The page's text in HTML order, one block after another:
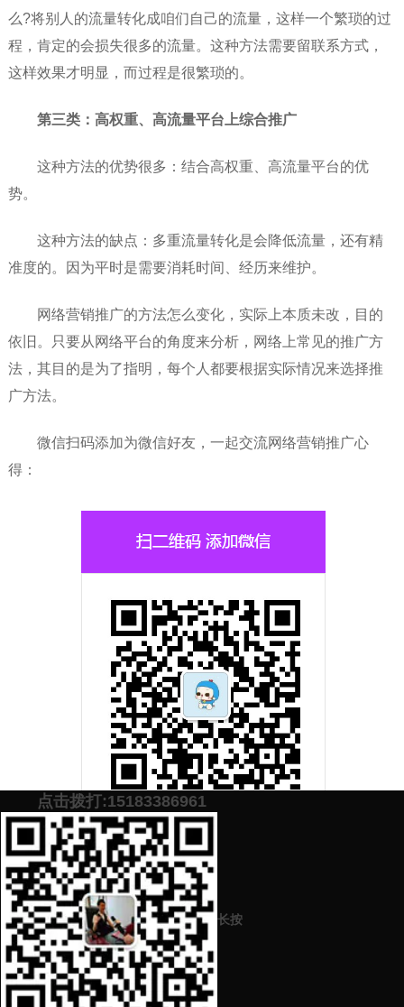
么?将别人的流量转化成咱们自己的流量，这样一个繁琐的过
程，肯定的会损失很多的流量。这种方法需要留联系方式，
这样效果才明显，而过程是很繁琐的。
第三类： 高权重、高流量平台上综合推广
这种方法的优势很多：结合高权重、高流量平台的优
势。
这种方法的缺点：多重流量转化是会降低流量，还有精
准度的。因为平时是需要消耗时间、经历来维护。
网络营销推广的方法怎么变化，实际上本质未改，目的
依旧。只要从网络平台的角度来分析，网络上常见的推广方
法，其目的是为了指明，每个人都要根据实际情况来选择推
广方法。
微信扫码添加为微信好友，一起交流网络营销推广心
得：
预约营销老师 添加微信号：scyxch
案！
上一篇：网络营销是做什么的
下一篇：可以发表文章的平台发表文章去哪里投稿
点击拨打:15183386961
长按